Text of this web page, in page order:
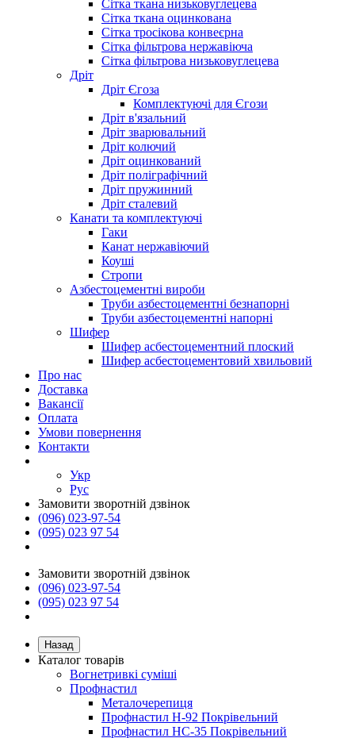
Сітка ткана низьковуглецева
Сітка ткана оцинкована
Сітка тросікова конвеєрна
Сітка фільтрова нержавіюча
Сітка фільтрова низьковуглецева
Дріт
Дріт Єгоза
Комплектуючі для Єгози
Дріт в'язальний
Дріт зварювальний
Дріт колючий
Дріт оцинкований
Дріт поліграфічний
Дріт пружинний
Дріт сталевий
Канати та комплектуючі
Гаки
Канат нержавіючий
Коуші
Стропи
Азбестоцементні вироби
Труби азбестоцементні безнапорні
Труби азбестоцементні напорні
Шифер
Шифер асбестоцементний плоский
Шифер асбестоцементовий хвильовий
Про нас
Доставка
Вакансії
Оплата
Умови повернення
Контакти
Укр
Рус
Замовити зворотній дзвінок
(096) 023-97-54
(095) 023 97 54
Замовити зворотній дзвінок
(096) 023-97-54
(095) 023 97 54
Назад
Каталог товарів
Вогнетривкі суміші
Профнастил
Металочерепиця
Профнастил Н-92 Покрівельний
Профнастил НС-35 Покрівельний